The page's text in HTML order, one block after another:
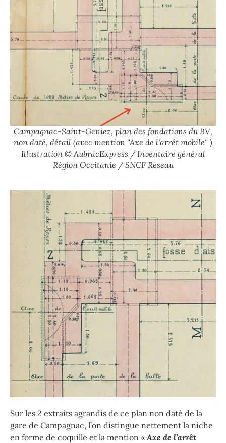
Campagnac-Saint-Geniez, plan des fondations du BV,
non daté, détail (avec mention "Axe de l'arrêt mobile" )
Illustration © AubracExpress / Inventaire général
Région Occitanie / SNCF Réseau
Sur les 2 extraits agrandis de ce plan non daté de la
gare de Campagnac, l’on distingue nettement la niche
en forme de coquille et la mention « Axe de l’arrêt